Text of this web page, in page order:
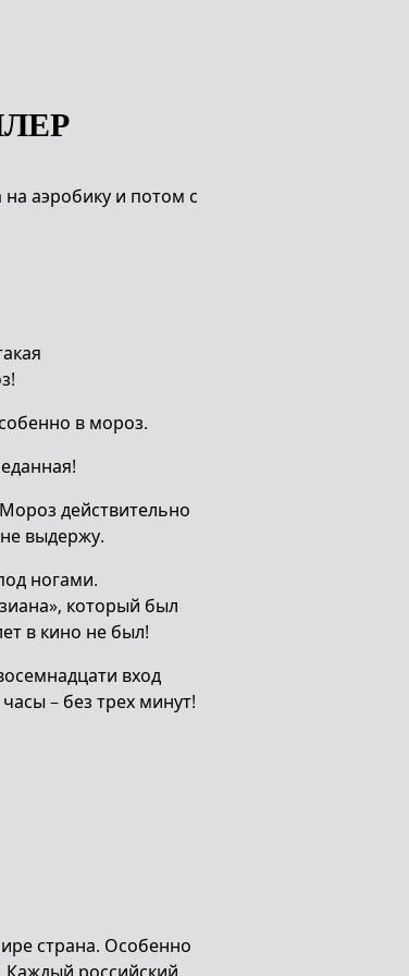
аэробику и потом с
в мороз.
действительно
выдержу.
ногами.
который был
в кино не был!
вход
– без трех минут!
страна. Особенно